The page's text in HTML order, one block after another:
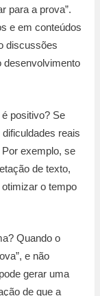
para a prova”.
e em conteúdos
discussões
desenvolvimento
positivo? Se
reais
exemplo, se
de texto,
o tempo
Quando o
e não
gerar uma
de que a